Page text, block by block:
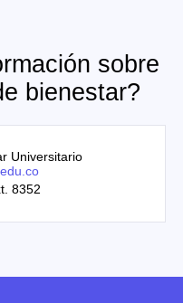
sobre
bienestar?
Universitario
8352